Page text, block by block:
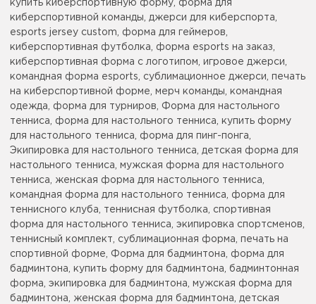
купить киберспортивную форму, форма для
киберспортивной команды, джерси для киберспорта,
esports jersey custom, форма для геймеров,
киберспортивная футболка, форма esports на заказ,
киберспортивная форма с логотипом, игровое джерси,
командная форма esports, сублимационное джерси, печать
на киберспортивной форме, мерч команды, командная
одежда, форма для турниров, Форма для настольного
тенниса, форма для настольного тенниса, купить форму
для настольного тенниса, форма для пинг-понга,
Экипировка для настольного тенниса, детская форма для
настольного тенниса, мужская форма для настольного
тенниса, женская форма для настольного тенниса,
командная форма для настольного тенниса, форма для
теннисного клуба, теннисная футболка, спортивная
форма для настольного тенниса, экипировка спортсменов,
теннисный комплект, сублимационная форма, печать на
спортивной форме, Форма для бадминтона, форма для
бадминтона, купить форму для бадминтона, бадминтонная
форма, экипировка для бадминтона, мужская форма для
бадминтона, женская форма для бадминтона, детская